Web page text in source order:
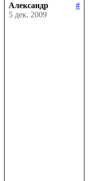
Александр
#
5 дек. 2009